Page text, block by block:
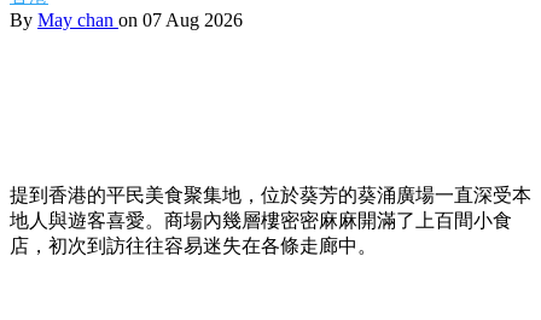
By May chan on 07 Aug 2026
提到香港的平民美食聚集地，位於葵芳的葵涌廣場一直深受本
地人與遊客喜愛。商場內幾層樓密密麻麻開滿了上百間小食
店，初次到訪往往容易迷失在各條走廊中。